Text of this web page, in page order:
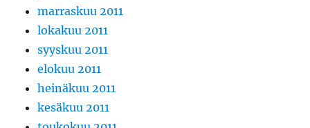
marraskuu 2011
lokakuu 2011
syyskuu 2011
elokuu 2011
heinäkuu 2011
kesäkuu 2011